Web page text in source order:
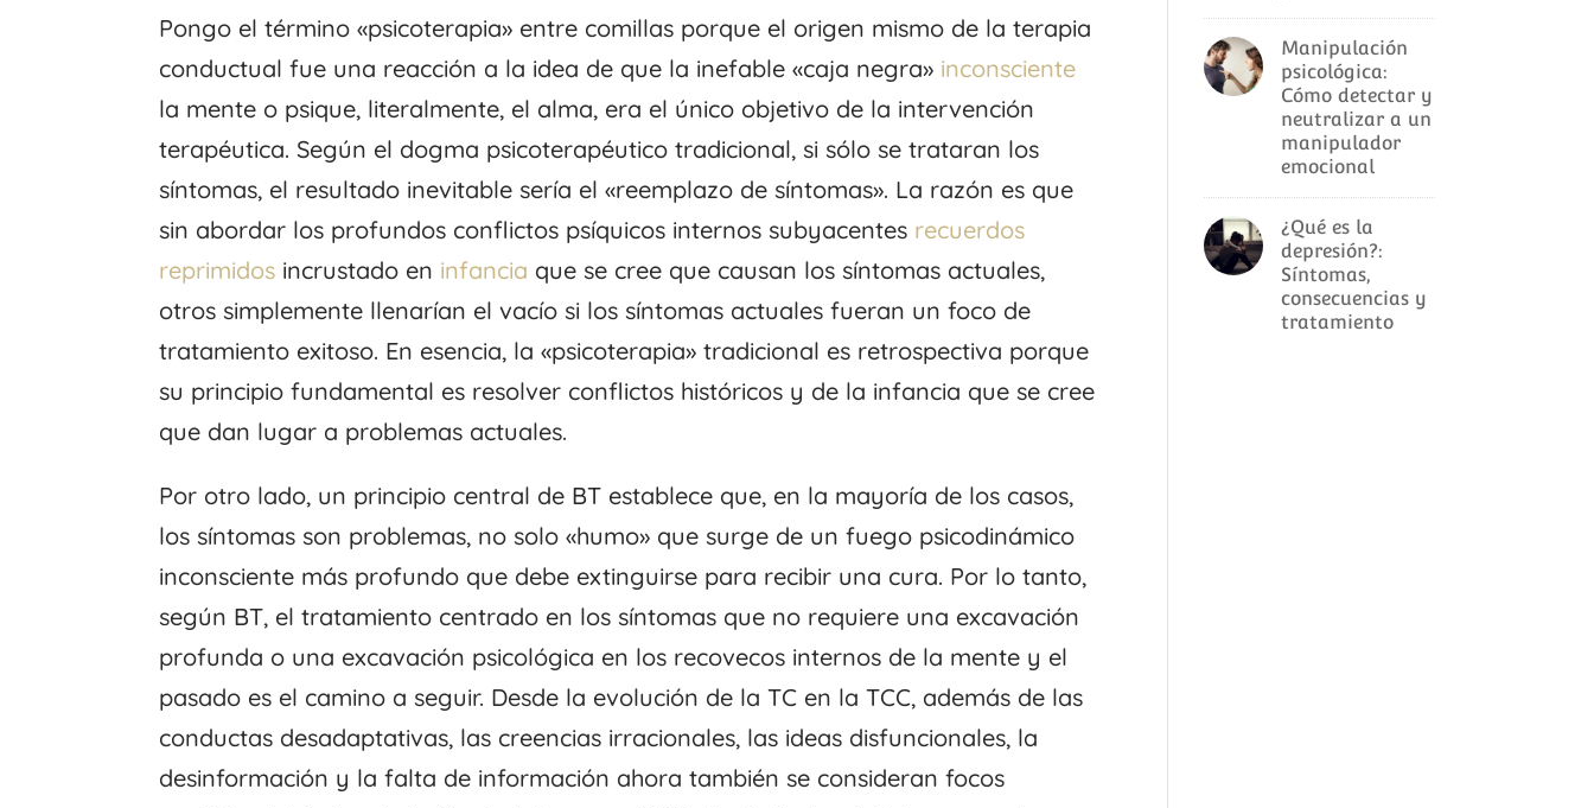
Pongo el término «psicoterapia» entre comillas porque el origen mismo de la terapia
conductual fue una reacción a la idea de que la inefable «caja negra» inconsciente
la mente o psique, literalmente, el alma, era el único objetivo de la intervención
terapéutica. Según el dogma psicoterapéutico tradicional, si sólo se trataran los
síntomas, el resultado inevitable sería el «reemplazo de síntomas». La razón es que
sin abordar los profundos conflictos psíquicos internos subyacentes recuerdos
reprimidos incrustado en infancia que se cree que causan los síntomas actuales,
otros simplemente llenarían el vacío si los síntomas actuales fueran un foco de
tratamiento exitoso. En esencia, la «psicoterapia» tradicional es retrospectiva porque
su principio fundamental es resolver conflictos históricos y de la infancia que se cree
que dan lugar a problemas actuales.
Por otro lado, un principio central de BT establece que, en la mayoría de los casos,
los síntomas son problemas, no solo «humo» que surge de un fuego psicodinámico
inconsciente más profundo que debe extinguirse para recibir una cura. Por lo tanto,
según BT, el tratamiento centrado en los síntomas que no requiere una excavación
profunda o una excavación psicológica en los recovecos internos de la mente y el
pasado es el camino a seguir. Desde la evolución de la TC en la TCC, además de las
conductas desadaptativas, las creencias irracionales, las ideas disfuncionales, la
desinformación y la falta de información ahora también se consideran focos
Manipulación
psicológica:
Cómo detectar y
neutralizar a un
manipulador
emocional
¿Qué es la
depresión?:
Síntomas,
consecuencias y
tratamiento